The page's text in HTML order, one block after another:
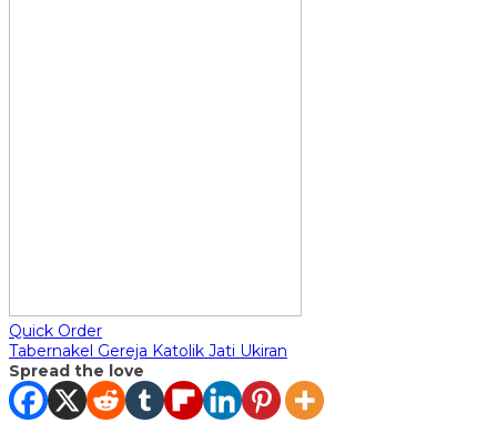
Quick Order
Tabernakel Gereja Katolik Jati Ukiran
Spread the love